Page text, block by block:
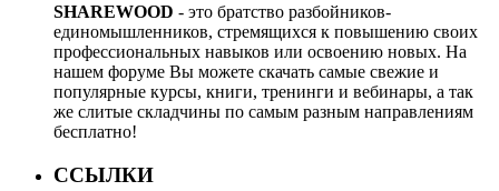
SHAREWOOD - это братство разбойников-
единомышленников, стремящихся к повышению своих
профессиональных навыков или освоению новых. На
нашем форуме Вы можете скачать самые свежие и
популярные курсы, книги, тренинги и вебинары, а так
же слитые складчины по самым разным направлениям
бесплатно!
ССЫЛКИ